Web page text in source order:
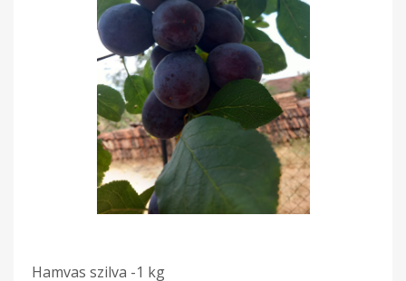
Hamvas szilva -1 kg